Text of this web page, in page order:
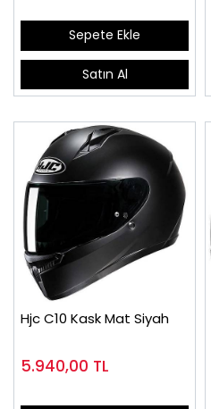
Sepete Ekle
Satın Al
Hjc C10 Kask Mat Siyah
5.940,00 TL